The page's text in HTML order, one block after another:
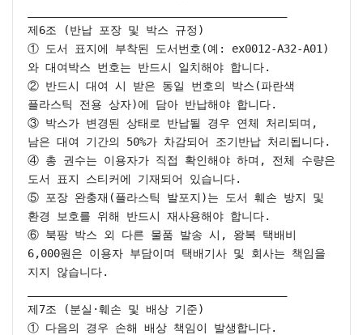
제6조 (반납 포장 및 박스 규정)
① 도서 표지에 부착된 도서번호(예: ex0012-A32-A01)
와 대여박스 번호는 반드시 일치해야 합니다.
② 반드시 대여 시 받은 동일 번호의 박스(파란색
플라스틱 전용 상자)에 담아 반납해야 합니다.
③ 박스가 변경된 상태로 반납될 경우 연체 처리되며,
남은 대여 기간의 50%가 차감되어 조기반납 처리됩니다.
④ 총 권수는 이용자가 직접 확인해야 하며, 전체 수량은
도서 표지 스티커에 기재되어 있습니다.
⑤ 포장 완충재(플라스틱 발포지)는 도서 훼손 방지 및
환경 보호를 위해 반드시 재사용해야 합니다.
⑥ 북팡 박스 외 다른 물품 발송 시, 왕복 택배비
6,000원은 이용자 부담이며 택배기사 및 회사는 책임을
지지 않습니다.
제7조 (분실·훼손 및 배상 기준)
① 다음의 경우 손해 배상 책임이 발생합니다.